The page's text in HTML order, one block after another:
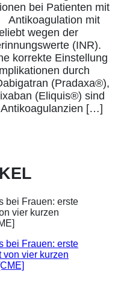
bei Patienten mit
Antikoagulation mit
wegen der
(INR).
korrekte Einstellung
durch
(Pradaxa®),
(Eliquis®) sind
[…]
bei Frauen: erste
von vier kurzen